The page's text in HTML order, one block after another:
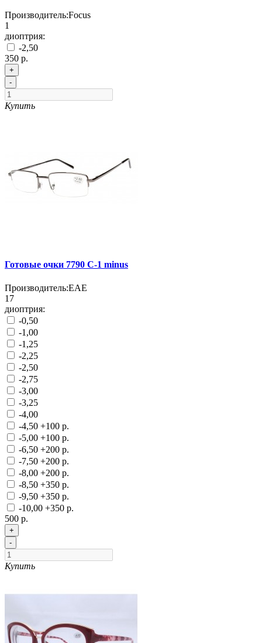
Производитель:Focus
1
диоптрия:
-2,50
350 р.
+
-
Купить
Готовые очки 7790 C-1 minus
Производитель:EAE
17
диоптрия:
-0,50
-1,00
-1,25
-2,25
-2,50
-2,75
-3,00
-3,25
-4,00
-4,50 +100 р.
-5,00 +100 р.
-6,50 +200 р.
-7,50 +200 р.
-8,00 +200 р.
-8,50 +350 р.
-9,50 +350 р.
-10,00 +350 р.
500 р.
+
-
Купить